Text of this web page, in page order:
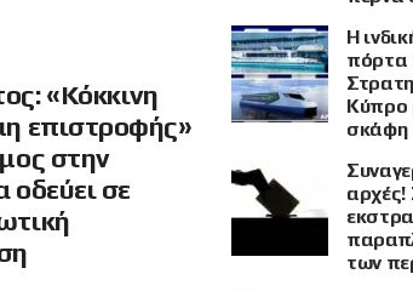
«Κόκκινη
επιστροφής»
στην
οδεύει σε
Η
πόρτα
Κύπρο
σκάφη
αρχές!
των